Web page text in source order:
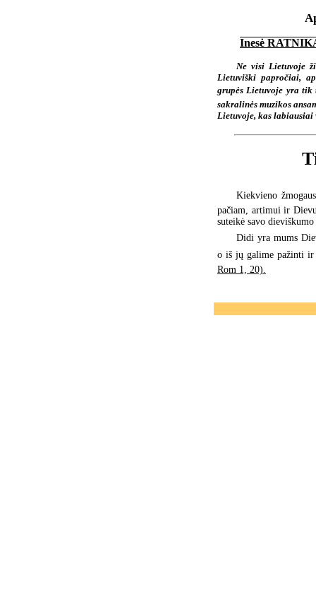
Inesė
Ne visi Lietuvoje
Lietuviški papročiai,
grupės Lietuvoje yra tik
sakralinės muzikos
Lietuvoje, kas
Kiekvieno
pačiam, artimui ir
suteikė savo
Didi yra mums
o iš jų galime pažinti ir
Rom 1, 20).